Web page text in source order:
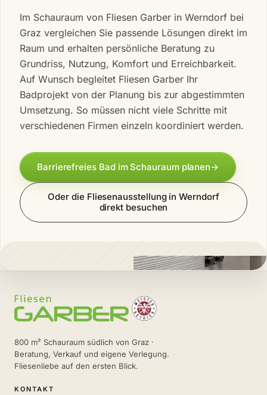
Im Schauraum von Fliesen Garber in Werndorf bei
Graz vergleichen Sie passende Lösungen direkt im
Raum und erhalten persönliche Beratung zu
Grundriss, Nutzung, Komfort und Erreichbarkeit.
Auf Wunsch begleitet Fliesen Garber Ihr
Badprojekt von der Planung bis zur abgestimmten
Umsetzung. So müssen nicht viele Schritte mit
verschiedenen Firmen einzeln koordiniert werden.
Barrierefreies Bad im Schauraum planen→
Oder die Fliesenausstellung in Werndorf
direkt besuchen
800 m² Schauraum südlich von Graz ·
Beratung, Verkauf und eigene Verlegung.
Fliesenliebe auf den ersten Blick.
KONTAKT